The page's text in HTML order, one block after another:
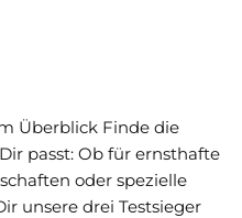
Überblick Finde die
passt: Ob für ernsthafte
oder spezielle
unsere drei Testsieger